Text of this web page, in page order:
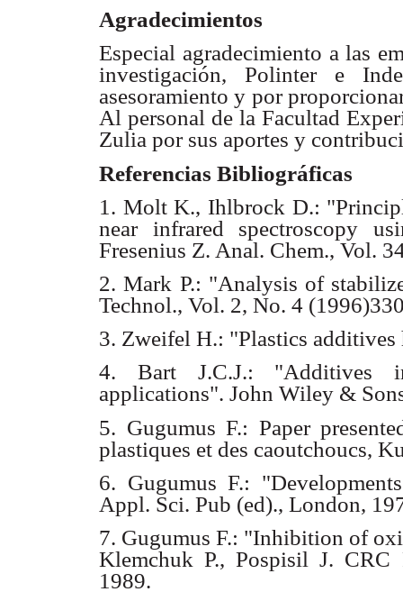
Agradecimientos
Especial agradecimiento a las
investigación, Polinter e
asesoramiento y por
Al personal de la Facultad
Zulia por sus aportes y
Referencias Bibliográficas
1. Molt K., Ihlbrock D.:
near infrared spectroscopy
Fresenius Z. Anal. Chem., Vol.
2. Mark P.: "Analysis of
Technol., Vol. 2, No. 4
3. Zweifel H.: "Plastics
4. Bart J.C.J.: "Additives
applications". John Wiley &
5. Gugumus F.: Paper
plastiques et des caoutchoucs,
6. Gugumus F.:
Appl. Sci. Pub (ed)., London,
7. Gugumus F.: "Inhibition of
Klemchuk P., Pospisil J. CRC
1989.